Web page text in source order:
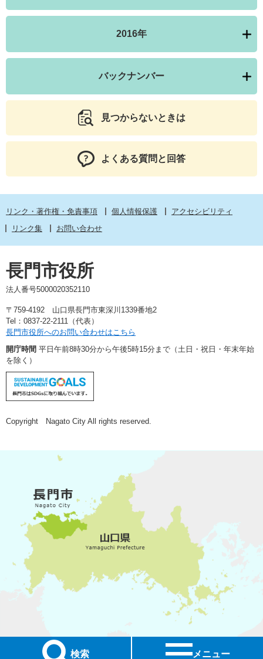
検索 メニュー
2016年
バックナンバー
見つからないときは
よくある質問と回答
リンク・著作権・免責事項 個人情報保護
アクセシビリティ
リンク集
お問い合わせ
長門市役所
法人番号5000020352110
〒759-4192 山口県長門市東深川1339番地2
Tel：0837-22-2111（代表）
長門市役所へのお問い合わせはこちら
開庁時間 平日午前8時30分から午後5時15分まで（土日・祝日・年末年始
を除く）
Copyright Nagato City All rights reserved.